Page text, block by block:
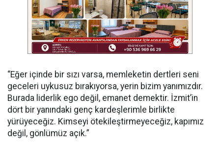
“Eğer içinde bir sızı varsa, memleketin dertleri seni
geceleri uykusuz bırakıyorsa, yerin bizim yanımızdır.
Burada liderlik ego değil, emanet demektir. İzmit’in
dört bir yanındaki genç kardeşlerimle birlikte
yürüyeceğiz. Kimseyi ötekileştirmeyeceğiz, kapımız
değil, gönlümüz açık.”